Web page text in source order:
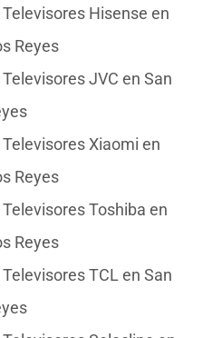
Hisense en
Reyes
JVC en San
Xiaomi en
Reyes
Toshiba en
Reyes
TCL en San